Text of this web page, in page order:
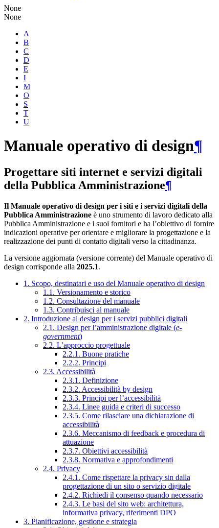
None
None
A
B
C
D
E
I
M
O
S
T
U
Manuale operativo di design¶
Progettare siti internet e servizi digitali
della Pubblica Amministrazione¶
Il Manuale operativo di design per i siti e i servizi digitali della
Pubblica Amministrazione è uno strumento di lavoro dedicato alla
Pubblica Amministrazione e i suoi fornitori e ha l’obiettivo di fornire
indicazioni operative per orientare e migliorare la progettazione e la
realizzazione dei punti di contatto digitali verso la cittadinanza.
La versione aggiornata (versione corrente) del Manuale operativo di
design corrisponde alla 2025.1.
1. Scopo, destinatari e uso del Manuale operativo di design
1.1. Versionamento e storico
1.2. Consultazione del manuale
1.3. Contribuisci al manuale
2. Introduzione al design per i servizi pubblici digitali
2.1. Design per l’amministrazione digitale (e-
government)
2.2. L’approccio progettuale
2.2.1. Buone pratiche
2.2.2. Principi
2.3. Accessibilità
2.3.1. Definizione
2.3.2. Accessibilità by design
2.3.3. Principi per l’accessibilità
2.3.4. Linee guida e criteri di successo
2.3.5. Come rilasciare una dichiarazione di
accessibilità
2.3.6. Meccanismo di feedback e procedura di
attuazione
2.3.7. Obiettivi accessibilità
2.3.8. Normativa e approfondimenti
2.4. Privacy
2.4.1. Come rispettare la privacy sin dalla
progettazione di un sito o servizio digitale
2.4.2. Richiedi il consenso quando necessario
2.4.3. Le basi del sito web: architettura,
informativa privacy, riferimenti DPO
3. Pianificazione, gestione e strategia